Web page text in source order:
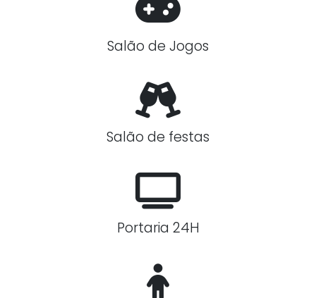
Salão de Jogos
Salão de festas
Portaria 24H